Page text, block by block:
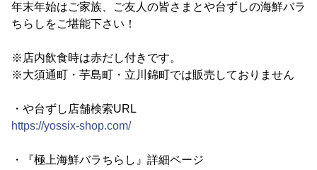
年末年始はご家族、ご友人の皆さまとや台ずしの海鮮バラ
ちらしをご堪能下さい！
※店内飲食時は赤だし付きです。
※大須通町・芋島町・立川錦町では販売しておりません
・や台ずし店舗検索URL
https://yossix-shop.com/
・『極上海鮮バラちらし』詳細ページ